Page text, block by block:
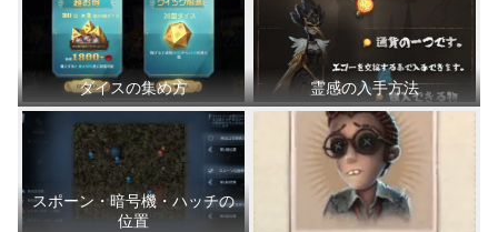
ダイスの集め方 霊感の入手方法
スポーン・暗号機・ハッチの
位置